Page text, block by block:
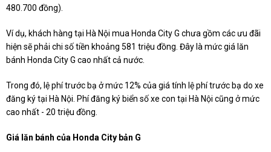
480.700 đồng).
Ví dụ, khách hàng tại Hà Nội mua Honda City G chưa gồm các ưu đãi
hiện sẽ phải chi số tiền khoảng 581 triệu đồng. Đây là mức giá lăn
bánh Honda City G cao nhất cả nước.
Trong đó, lệ phí trước bạ ở mức 12% của giá tính lệ phí trước bạ do xe
đăng ký tại Hà Nội. Phí đăng ký biển số xe con tại Hà Nội cũng ở mức
cao nhất - 20 triệu đồng.
Giá lăn bánh của Honda City bản G